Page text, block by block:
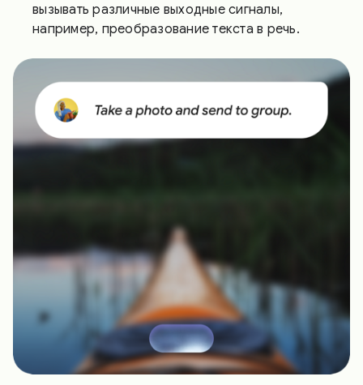
вызывать различные выходные сигналы,
например, преобразование текста в речь.